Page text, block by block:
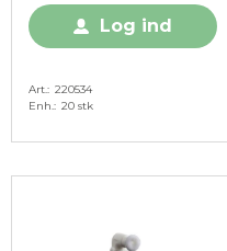
Log ind
Art.
220534
Enh.
20 stk